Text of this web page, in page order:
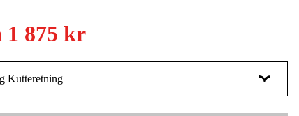
Og Forbruksvarer
Og Beskyttelse
1 875 kr
Kutteretning